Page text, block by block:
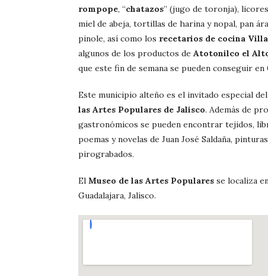
rompope, “chatazos” (jugo de toronja),
miel de abeja, tortillas de harina y nopal, pan
pinole, así como los recetarios de cocina
algunos de los productos de Atotonilco el
que este fin de semana se pueden conseguir en
Este municipio alteño es el invitado especial del
las Artes Populares de Jalisco. Además de
gastronómicos se pueden encontrar tejidos,
poemas y novelas de Juan José Saldaña,
pirograbados.
El Museo de las Artes Populares se localiza
Guadalajara, Jalisco.